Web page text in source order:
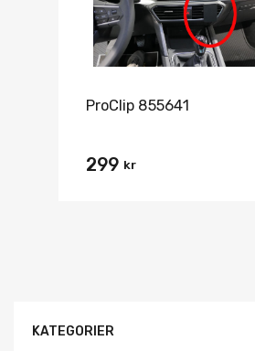
ProClip 855641
299 kr
KATEGORIER